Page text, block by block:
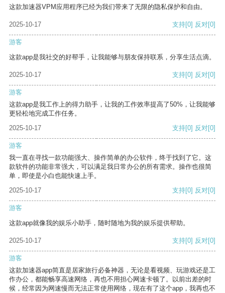
这款加速器VPM应用程序已经为我们带来了无限的隐私保护和自由。
2025-10-17 支持[0] 反对[0]
游客
这款app是我社交的好帮手，让我能够与朋友保持联系，分享生活点滴。
2025-10-17 支持[0] 反对[0]
游客
这款app是我工作上的得力助手，让我的工作效率提高了50%，让我能够
更轻松地完成工作任务。
2025-10-17
支持[0] 反对[0]
游客
我一直在寻找一款功能强大、操作简单的办公软件，终于找到了它。这
款软件的功能非常强大，可以满足我日常办公的所有需求。操作也很简
单，即使是小白也能快速上手。
2025-10-17
支持[0] 反对[0]
游客
这款app就像我的娱乐小助手，随时随地为我的娱乐提供帮助。
2025-10-17 支持[0] 反对[0]
游客
这款加速器app简直是居家旅行必备神器，无论是看视频、玩游戏还是工
作办公，都能畅享高速网络，再也不用担心网速卡顿了。以前出差的时
候，经常因为网速慢而无法正常使用网络，现在有了这个app，我再也不